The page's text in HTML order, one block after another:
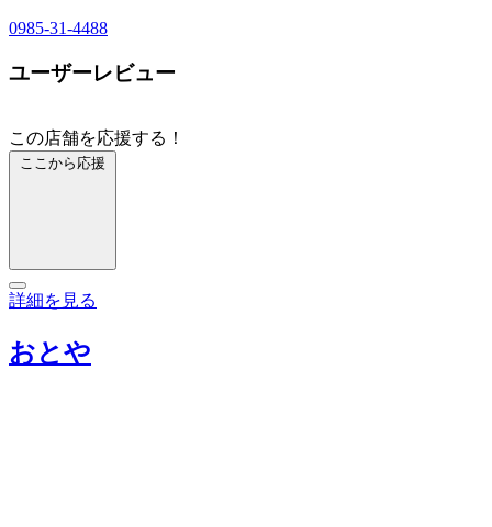
0985-31-4488
ユーザーレビュー
この店舗を応援する！
ここから応援
詳細を見る
おとや